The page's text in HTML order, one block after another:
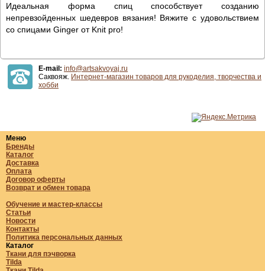
Идеальная форма спиц способствует созданию
непревзойденных шедевров вязания! Вяжите с удовольствием
со спицами Ginger от Knit pro!
E-mail: info@artsakvoyaj.ru
Саквояж. Интернет-магазин товаров для рукоделия, творчества и
хобби
Меню
Бренды
Каталог
Доставка
Оплата
Договор оферты
Возврат и обмен товара
Обучение и мастер-классы
Статьи
Новости
Контакты
Политика персональных данных
Каталог
Ткани для пэчворка
Tilda